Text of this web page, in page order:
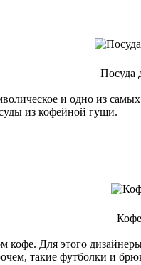
Посуда
и одно из
из кофейной гущи.
кофе. Для этого
такие футболки и